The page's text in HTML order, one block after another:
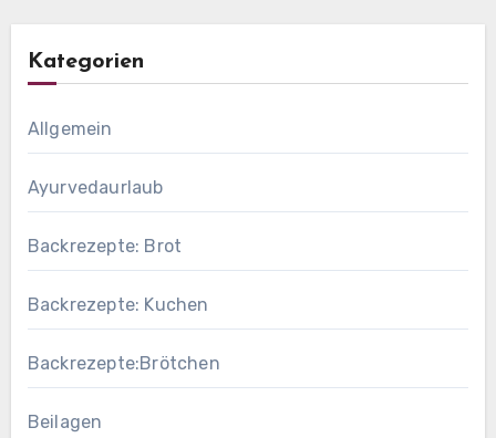
Kategorien
Allgemein
Ayurvedaurlaub
Backrezepte: Brot
Backrezepte: Kuchen
Backrezepte:Brötchen
Beilagen